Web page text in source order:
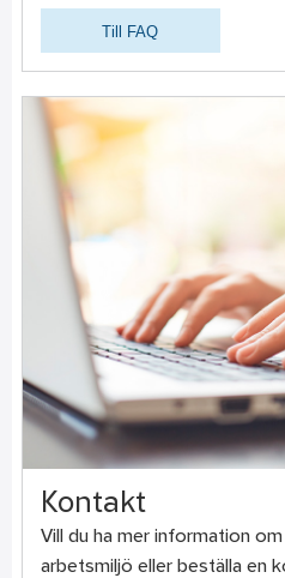
Till FAQ
Kontakt
Vill du ha mer information
arbetsmiljö eller beställa en